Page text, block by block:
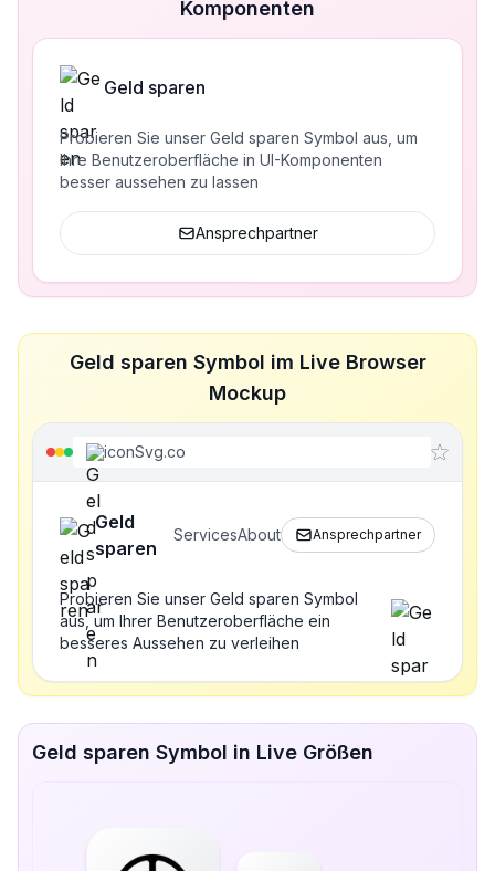
Komponenten
Geld sparen
Probieren Sie unser Geld sparen Symbol aus, um
Ihre Benutzeroberfläche in UI-Komponenten
besser aussehen zu lassen
Ansprechpartner
Geld sparen Symbol im Live Browser
Mockup
iconSvg.co
Geld
sparen
ServicesAbout Ansprechpartner
Probieren Sie unser Geld sparen Symbol
aus, um Ihrer Benutzeroberfläche ein
besseres Aussehen zu verleihen
Geld sparen Symbol in Live Größen